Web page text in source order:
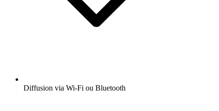
Diffusion via Wi-Fi ou Bluetooth